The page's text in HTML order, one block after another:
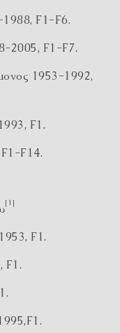
F1-F6.
2005, F1-F7.
1953-1992,
F1.
F14.
[1]
F1.
F1.